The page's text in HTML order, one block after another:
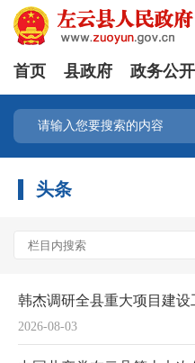
首页 县政府 政务公开
头条
2026-08-03
韩杰调研全县重大项目建设